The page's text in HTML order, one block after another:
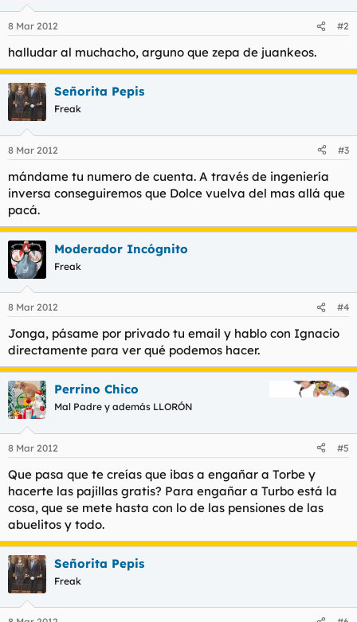
8 Mar 2012 #2
halludar al muchacho, arguno que zepa de juankeos.
Señorita Pepis
Freak
8 Mar 2012 #3
mándame tu numero de cuenta. A través de ingeniería
inversa conseguiremos que Dolce vuelva del mas allá que
pacá.
Moderador Incógnito
Freak
8 Mar 2012 #4
Jonga, pásame por privado tu email y hablo con Ignacio
directamente para ver qué podemos hacer.
Perrino Chico
Mal Padre y además LLORÓN
8 Mar 2012 #5
Que pasa que te creías que ibas a engañar a Torbe y
hacerte las pajillas gratis? Para engañar a Turbo está la
cosa, que se mete hasta con lo de las pensiones de las
abuelitos y todo.
Señorita Pepis
Freak